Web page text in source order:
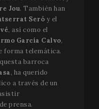
Jou. También han
Seró y el
, así como el
García Calvo,
forma telemática.
barroca
, ha querido
a través de un
prensa.